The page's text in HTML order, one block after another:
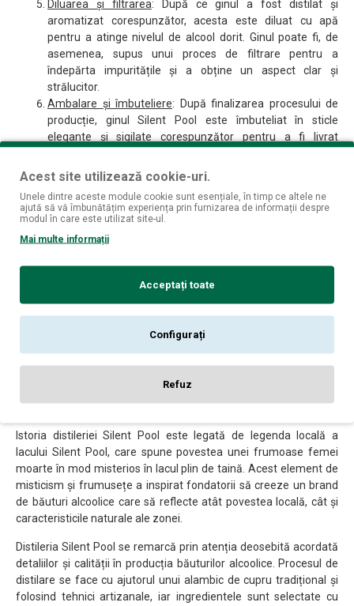
Diluarea și filtrarea: După ce ginul a fost distilat și
aromatizat corespunzător, acesta este diluat cu apă
pentru a atinge nivelul de alcool dorit. Ginul poate fi, de
asemenea, supus unui proces de filtrare pentru a
îndepărta impuritățile și a obține un aspect clar și
strălucitor.
Ambalare și îmbuteliere: După finalizarea procesului de
producție, ginul Silent Pool este îmbuteliat în sticle
elegante și sigilate corespunzător pentru a fi livrat
atenție pentru a reflecta estetica brandului Silent Pool.
Etapele menționate mai sus sunt generale și pot varia ușor în
funcție de rețeta și stilul specific al fiecărui gin produs de
meticuloasă a ingredientelor și respectarea tehnicilor
procesului de producție la distileria Silent Pool.
ISTORIA BRANDULUI
Distileria Silent Pool este o distilerie artizanală din Marea
Britanie, situată în regiunea Surrey Hills, aproape de faimosul lac
McCulloch și James Shelbourne, doi entuziaști ai băuturilor
alcoolice și ai producției artizanale.
Istoria distileriei Silent Pool este legată de legenda locală a
lacului Silent Pool, care spune povestea unei frumoase femei
moarte în mod misterios în lacul plin de taină. Acest element de
misticism și frumusețe a inspirat fondatorii să creeze un brand
de băuturi alcoolice care să reflecte atât povestea locală, cât și
caracteristicile naturale ale zonei.
Distileria Silent Pool se remarcă prin atenția deosebită acordată
detaliilor și calității în producția băuturilor alcoolice. Procesul de
distilare se face cu ajutorul unui alambic de cupru tradițional și
folosind tehnici artizanale, iar ingredientele sunt selectate cu
Acest site utilizează cookie-uri.
Unele dintre aceste module cookie sunt esențiale, în timp ce altele ne
ajută să vă îmbunătățim experiența prin furnizarea de informații despre
modul în care este utilizat site-ul.
Mai multe informații
Acceptați toate
Configurați
Refuz